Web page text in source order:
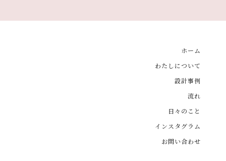
ホーム
わたしについて
設計事例
流れ
日々のこと
インスタグラム
お問い合わせ